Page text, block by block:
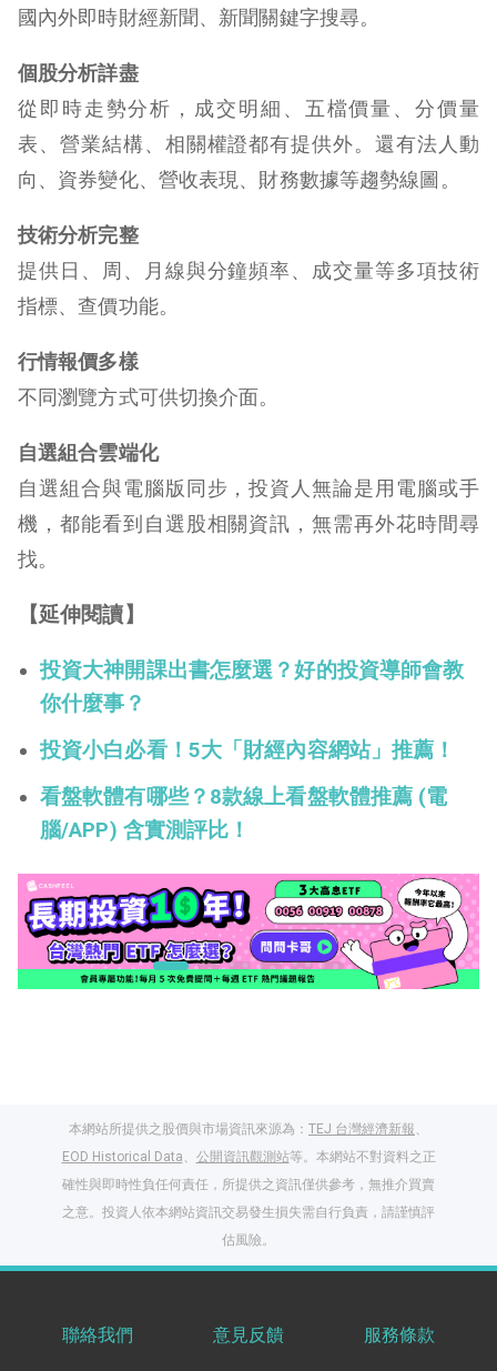
國內外即時財經新聞、新聞關鍵字搜尋。
個股分析詳盡
從即時走勢分析，成交明細、五檔價量、分價量
表、營業結構、相關權證都有提供外。還有法人動
向、資券變化、營收表現、財務數據等趨勢線圖。
技術分析完整
提供日、周、月線與分鐘頻率、成交量等多項技術
指標、查價功能。
行情報價多樣
不同瀏覽方式可供切換介面。
自選組合雲端化
自選組合與電腦版同步，投資人無論是用電腦或手
機，都能看到自選股相關資訊，無需再外花時間尋
找。
【延伸閱讀】
投資大神開課出書怎麼選？好的投資導師會教
你什麼事？
投資小白必看！5大「財經內容網站」推薦！
看盤軟體有哪些？8款線上看盤軟體推薦 (電
腦/APP) 含實測評比！
本網站所提供之股價與市場資訊來源為： TEJ 台灣經濟新報、
EOD Historical Data、 公開資訊觀測站等。本網站不對資料之正
確性與即時性負任何責任，所提供之資訊僅供參考，無推介買賣
之意。投資人依本網站資訊交易發生損失需自行負責，請謹慎評
估風險。
聯絡我們 意見反饋 服務條款